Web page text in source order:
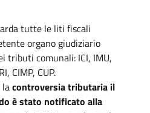
tutte le liti fiscali
organo giudiziario
tributi comunali: ICI, IMU,
CIMP, CUP.
controversia tributaria il
è stato notificato alla